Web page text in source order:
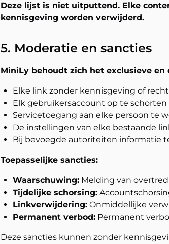
Deze lijst is niet uitputtend. Elke
kennisgeving worden verwijderd.
5. Moderatie en sancties
MiniLy behoudt zich het exclusieve
Elke link zonder kennisgeving of
Elk gebruikersaccount op te
Servicetoegang aan elke persoon te
De instellingen van elke bestaande
Bij bevoegde autoriteiten informatie
Toepasselijke sancties:
Waarschuwing: Melding van
Tijdelijke schorsing:
Linkverwijdering: Onmiddellijke
Permanent verbod: Permanent
Deze sancties kunnen zonder